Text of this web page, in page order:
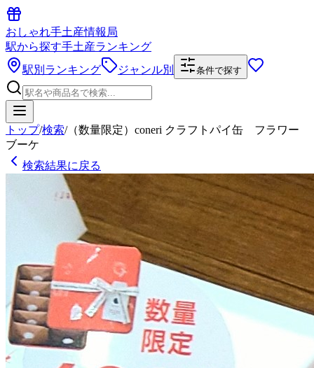
おしゃれ手土産情報局
駅から探す手土産ランキング
駅別ランキング
ジャンル別 条件で探す
トップ/検索/（数量限定）coneri クラフトパイ缶 フラワー
ブーケ
検索結果に戻る